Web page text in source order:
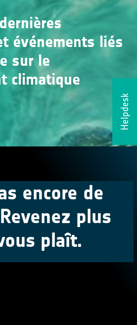
Helpdesk
événements liés
sur le
climatique
encore de
plus
plaît.